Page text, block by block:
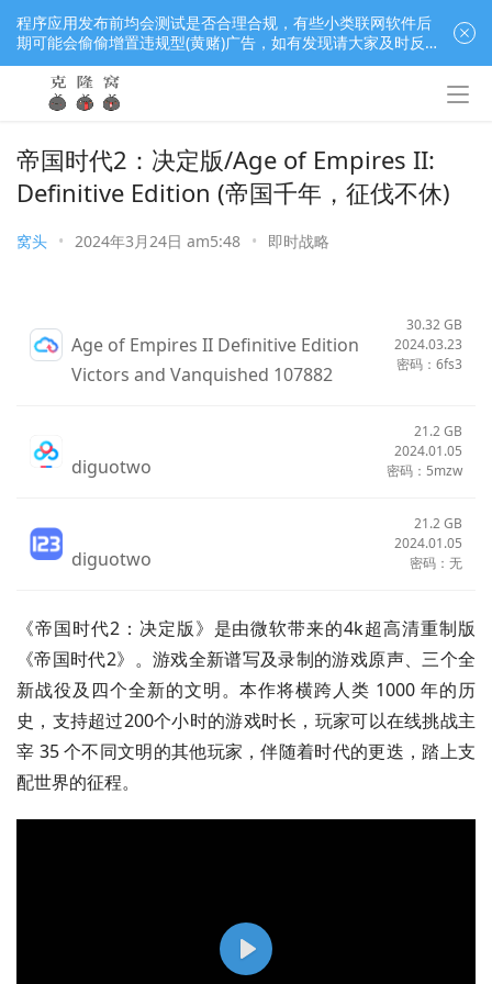
帝国时代2：决定版/Age of Empires II:
Definitive Edition (帝国千年，征伐不休)
窝头 • 2024年3月24日 am5:48 • 即时战略
Age of Empires II Definitive Edition
Victors and Vanquished 107882
30.32 GB
2024.03.23
密码：6fs3
diguotwo
21.2 GB
2024.01.05
密码：5mzw
diguotwo
21.2 GB
2024.01.05
密码：无
《帝国时代2：决定版》是由微软带来的4k超高清重制版
《帝国时代2》。游戏全新谱写及录制的游戏原声、三个全
新战役及四个全新的文明。本作将横跨人类 1000 年的历
史，支持超过200个小时的游戏时长，玩家可以在线挑战主
宰 35 个不同文明的其他玩家，伴随着时代的更迭，踏上支
配世界的征程。
P
程序应用发布前均会测试是否合理合规，有些小类联网软件后
期可能会偷偷增置违规型(黄赌)广告，如有发现请大家及时反
馈窝长进行处理，共同监督维护良好的程序应用下载社区！